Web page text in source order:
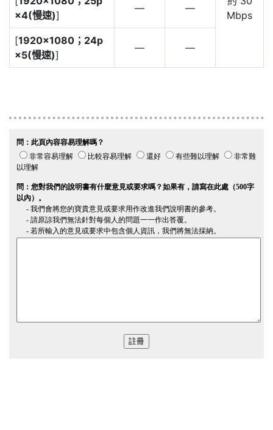
Mbps
×4(慢速)]
— —
[1920×1080；24p
×5(慢速)]
— —